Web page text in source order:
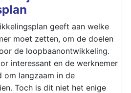
geeft aan welke
moet zetten, om de doelen
de loopbaanontwikkeling.
interessant en de werknemer
om langzaam in de
Toch is dit niet het enige